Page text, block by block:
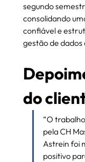
segundo
consolidando
confiável e
gestão de dados
do
“O
pela CH
Astrein foi
positivo